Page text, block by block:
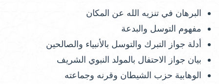
البرهان في تنزيه الله عن المكان
مفهوم التوسل والبدعة
أدلة جواز التبرك والتوسل بالأنبياء والصالحين
بيان جواز الاحتفال بالمولد النبوي الشريف
الوهابية حزب الشيطان وقرنه وجماعته